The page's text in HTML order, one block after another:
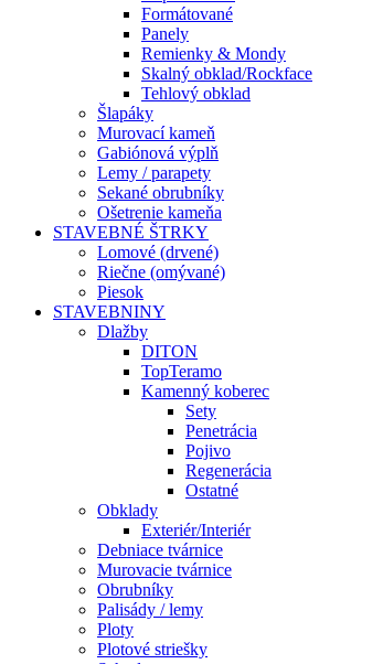
Formátované
Panely
Remienky & Mondy
Skalný obklad/Rockface
Tehlový obklad
Šlapáky
Murovací kameň
Gabiónová výplň
Lemy / parapety
Sekané obrubníky
Ošetrenie kameňa
STAVEBNÉ ŠTRKY
Lomové (drvené)
Riečne (omývané)
Piesok
STAVEBNINY
Dlažby
DITON
TopTeramo
Kamenný koberec
Sety
Penetrácia
Pojivo
Regenerácia
Ostatné
Obklady
Exteriér/Interiér
Debniace tvárnice
Murovacie tvárnice
Obrubníky
Palisády / lemy
Ploty
Plotové striešky